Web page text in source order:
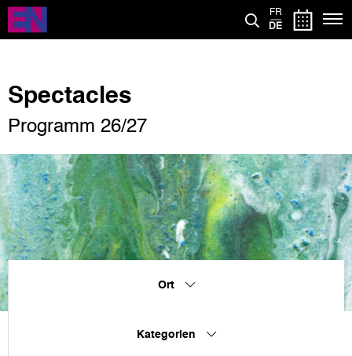
Direkt
zum
Inhalt
FR
DE
Spectacles
Programm 26/27
Ort
Kategorien